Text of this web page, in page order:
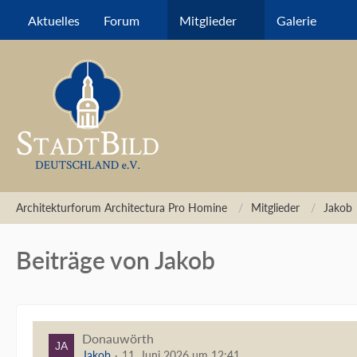
Aktuelles Forum Mitglieder Galerie
Architekturforum Architectura Pro Homine Mitglieder Jakob
Beiträge von Jakob
Donauwörth